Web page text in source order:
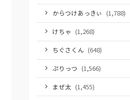
からつけあっきぃ (1,788)
けちゃ (1,268)
ちぐさくん (648)
ぷりっつ (1,566)
まぜ太 (1,455)